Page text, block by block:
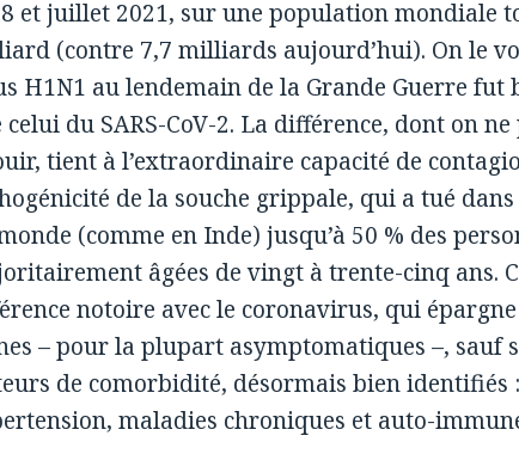
et juillet 2021, sur une population mondiale
(contre 7,7 milliards aujourd’hui). On le
H1N1 au lendemain de la Grande Guerre fut
celui du SARS-CoV-2. La différence, dont on ne
tient à l’extraordinaire capacité de
de la souche grippale, qui a tué
(comme en Inde) jusqu’à 50 % des
âgées de vingt à trente-cinq ans.
notoire avec le coronavirus, qui
– pour la plupart asymptomatiques –, sauf
de comorbidité, désormais bien identifiés
maladies chroniques et auto-